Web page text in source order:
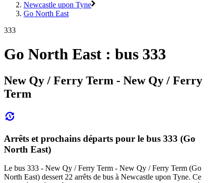
Newcastle upon Tyne
Go North East
333
Go North East : bus 333
New Qy / Ferry Term - New Qy / Ferry
Term
Arrêts et prochains départs pour le bus 333 (Go
North East)
Le bus 333 - New Qy / Ferry Term - New Qy / Ferry Term (Go
North East) dessert 22 arrêts de bus à Newcastle upon Tyne. Ce